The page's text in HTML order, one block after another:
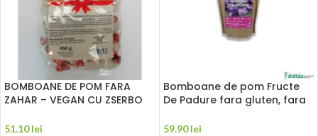
BOMBOANE DE POM FARA
ZAHAR – VEGAN CU ZSERBO
51.10lei
Bomboane de pom Fructe
De Padure fara gluten, fara
Reform
59.90lei